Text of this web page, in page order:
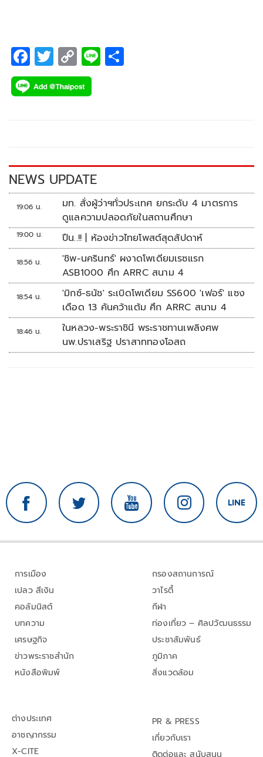
F
ac
e
k
T
wi
tt
C
o
p
k
Li
NEWS UPDATE
19:06 น.
มท. สั่งผู้ว่าฯทั่วประเทศ ยกระดับ 4 มาตรการ
ดูแลความปลอดภัยในสถานศึกษา
19:00 น. ปืน..!! | ห้องข่าวไทยโพสต์สุดสัปดาห์
18:56 น.
'ชิพ-นครินทร์' ผงาดโพเดียมเรซแรก
ASB1000 ศึก ARRC สนาม 4
18:54 น.
'มิกซ์-ธนัช' ระเบิดโพเดียม SS600 'เฟอร์' แซง
เดือด 13 คันคว้าแต้ม ศึก ARRC สนาม 4
18:46 น.
ในหลวง-พระราชินี พระราชทานเพลิงศพ
นพ.ปราเสริฐ ปราสาททองโอสถ
การเมือง
เปลว สีเงิน
คอลัมนิสต์
บทความ
เศรษฐกิจ
ข่าวพระราชสำนัก
หนังสือพิมพ์
กรองสถานการณ์
วาไรตี้
กีฬา
ท่องเที่ยว – ศิลปวัฒนธรรม
ประชาสัมพันธ์
ภูมิภาค
สิ่งแวดล้อม
ต่างประเทศ
อาชญากรรม
X-CITE
PR & PRESS
เกี่ยวกับเรา
ติดต่อและ สนับสนุน